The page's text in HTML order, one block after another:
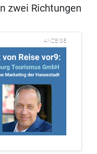
zwei Richtungen
ANZEIGE